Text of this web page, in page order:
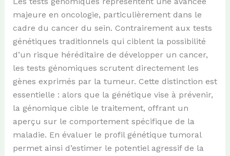
majeure en oncologie, particulièrement dans le
cadre du cancer du sein. Contrairement aux tests
génétiques traditionnels qui ciblent la possibilité
d’un risque héréditaire de développer un cancer,
les tests génomiques scrutent directement les
gènes exprimés par la tumeur. Cette distinction est
essentielle : alors que la génétique vise à prévenir,
la génomique cible le traitement, offrant un
aperçu sur le comportement spécifique de la
maladie. En évaluer le profil génétique tumoral
permet ainsi d’estimer le potentiel agressif de la